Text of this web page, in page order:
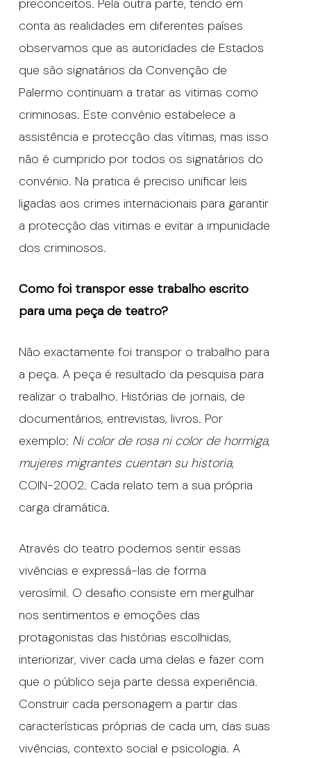
conta as realidades em diferentes países
observamos que as autoridades de Estados
que são signatários da Convenção de
Palermo continuam a tratar as vitimas como
criminosas. Este convénio estabelece a
assistência e protecção das vítimas, mas isso
não é cumprido por todos os signatários do
convénio. Na pratica é preciso unificar leis
ligadas aos crimes internacionais para garantir
a protecção das vitimas e evitar a impunidade
dos criminosos.
Como foi transpor esse trabalho escrito
para uma peça de teatro?
Não exactamente foi transpor o trabalho para
a peça. A peça é resultado da pesquisa para
realizar o trabalho. Histórias de jornais, de
documentários, entrevistas, livros. Por
exemplo: Ni color de rosa ni color de hormiga,
mujeres migrantes cuentan su historia,
COIN-2002. Cada relato tem a sua própria
carga dramática.
Através do teatro podemos sentir essas
vivências e expressá-las de forma
verosímil. O desafio consiste em mergulhar
nos sentimentos e emoções das
protagonistas das histórias escolhidas,
interiorizar, viver cada uma delas e fazer com
que o público seja parte dessa experiência.
Construir cada personagem a partir das
características próprias de cada um, das suas
vivências, contexto social e psicologia. A